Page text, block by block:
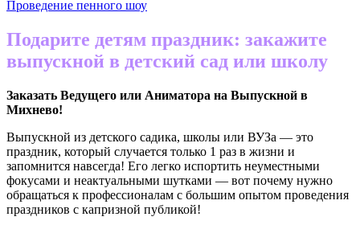
Проведение пенного шоу
Подарите детям праздник: закажите
выпускной в детский сад или школу
Заказать Ведущего или Аниматора на Выпускной в
Михнево!
Выпускной из детского садика, школы или ВУЗа — это
праздник, который случается только 1 раз в жизни и
запомнится навсегда! Его легко испортить неуместными
фокусами и неактуальными шутками — вот почему нужно
обращаться к профессионалам с большим опытом проведения
праздников с капризной публикой!